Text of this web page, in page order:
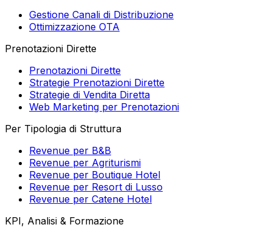
Gestione Canali di Distribuzione
Ottimizzazione OTA
Prenotazioni Dirette
Prenotazioni Dirette
Strategie Prenotazioni Dirette
Strategie di Vendita Diretta
Web Marketing per Prenotazioni
Per Tipologia di Struttura
Revenue per B&B
Revenue per Agriturismi
Revenue per Boutique Hotel
Revenue per Resort di Lusso
Revenue per Catene Hotel
KPI, Analisi & Formazione